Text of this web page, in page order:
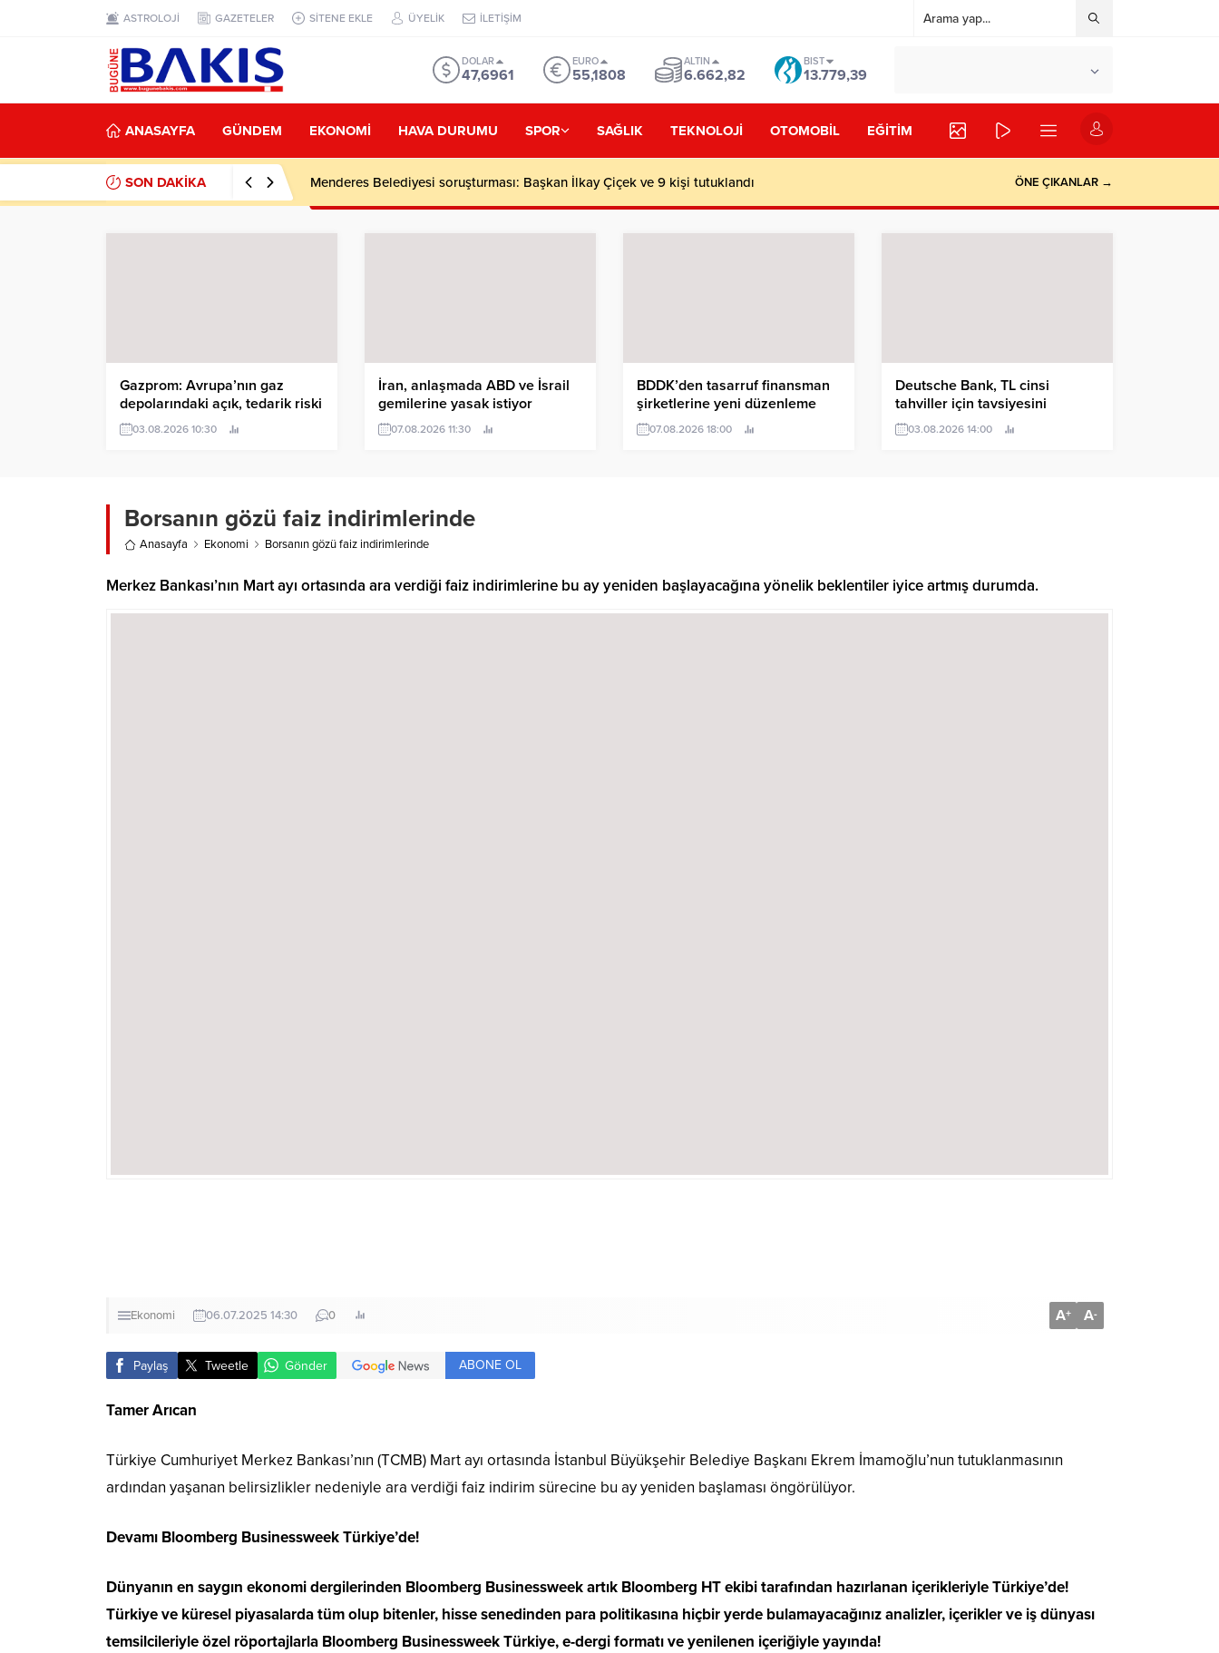
ASTROLOJİ GAZETELER SİTENE EKLE ÜYELİK İLETİŞİM
DOLAR
47,6961
EURO
55,1808
ALTIN
6.662,82
BIST
13.779,39
ANASAYFA GÜNDEM EKONOMİ HAVA DURUMU SPOR SAĞLIK TEKNOLOJİ OTOMOBİL EĞİTİM
SON DAKİKA Menderes Belediyesi soruşturması: Başkan İlkay Çiçek ve 9 kişi tutuklandı ÖNE ÇIKANLAR →
Gazprom: Avrupa’nın gaz
depolarındaki açık, tedarik riski
oluşturuyor
03.08.2026 10:30
İran, anlaşmada ABD ve İsrail
gemilerine yasak istiyor
07.08.2026 11:30
BDDK’den tasarruf finansman
şirketlerine yeni düzenleme
07.08.2026 18:00
Deutsche Bank, TL cinsi
tahviller için tavsiyesini
yükseltti
03.08.2026 14:00
Borsanın gözü faiz indirimlerinde
Anasayfa Ekonomi Borsanın gözü faiz indirimlerinde
Merkez Bankası’nın Mart ayı ortasında ara verdiği faiz indirimlerine bu ay yeniden başlayacağına yönelik beklentiler iyice artmış durumda.
Ekonomi 06.07.2025 14:30 0 A+ A-
Paylaş Tweetle Gönder ABONE OL
Tamer Arıcan
Türkiye Cumhuriyet Merkez Bankası’nın (TCMB) Mart ayı ortasında İstanbul Büyükşehir Belediye Başkanı Ekrem İmamoğlu’nun tutuklanmasının
ardından yaşanan belirsizlikler nedeniyle ara verdiği faiz indirim sürecine bu ay yeniden başlaması öngörülüyor.
Devamı Bloomberg Businessweek Türkiye’de!
Dünyanın en saygın ekonomi dergilerinden Bloomberg Businessweek artık Bloomberg HT ekibi tarafından hazırlanan içerikleriyle Türkiye’de!
Türkiye ve küresel piyasalarda tüm olup bitenler, hisse senedinden para politikasına hiçbir yerde bulamayacağınız analizler, içerikler ve iş dünyası
temsilcileriyle özel röportajlarla Bloomberg Businessweek Türkiye, e-dergi formatı ve yenilenen içeriğiyle yayında!